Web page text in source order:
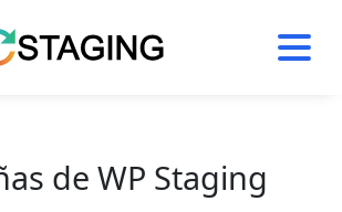
de WP Staging